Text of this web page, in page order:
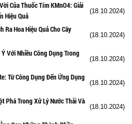
Của Thuốc Tím KMnO4: Giải
Hiệu Quả
(18.10.2024)
Hoa Hiệu Quả Cho Cây
(18.10.2024)
Với Nhiều Công Dụng Trong
(18.10.2024)
Từ Công Dụng Đến Ứng Dụng
(18.10.2024)
Phá Trong Xử Lý Nước Thải Và
(18.10.2024)